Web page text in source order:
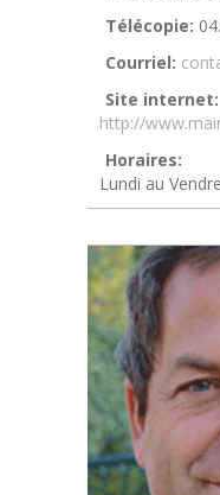
Télécopie:
Courriel:
Site internet:
http://
Horaires:
Lundi au